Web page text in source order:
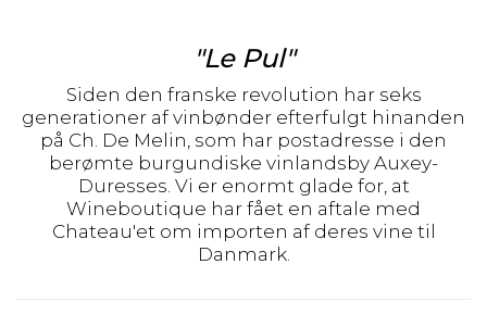
"Le Pul"
Siden den franske revolution har seks
generationer af vinbønder efterfulgt hinanden
på Ch. De Melin, som har postadresse i den
berømte burgundiske vinlandsby Auxey-
Duresses. Vi er enormt glade for, at
Wineboutique har fået en aftale med
Chateau'et om importen af deres vine til
Danmark.